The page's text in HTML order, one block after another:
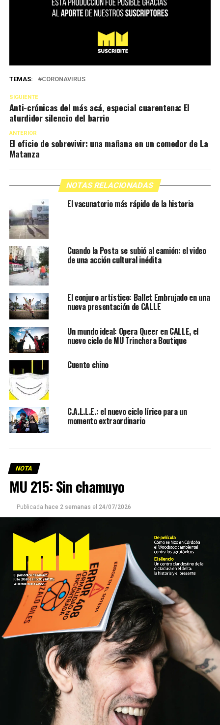
TEMAS: CORONAVIRUS
SIGUIENTE
Anti-crónicas del más acá, especial cuarentena: El
aturdidor silencio del barrio
ANTERIOR
El oficio de sobrevivir: una mañana en un comedor de La
Matanza
NOTAS RELACIONADAS
El vacunatorio más rápido de la historia
Cuando la Posta se subió al camión: el video
de una acción cultural inédita
El conjuro artístico: Ballet Embrujado en una
nueva presentación de CALLE
Un mundo ideal: Opera Queer en CALLE, el
nuevo ciclo de MU Trinchera Boutique
Cuento chino
C.A.L.L.E.: el nuevo ciclo lírico para un
momento extraordinario
NOTA
MU 215: Sin chamuyo
Publicada hace 2 semanas el 24/07/2026